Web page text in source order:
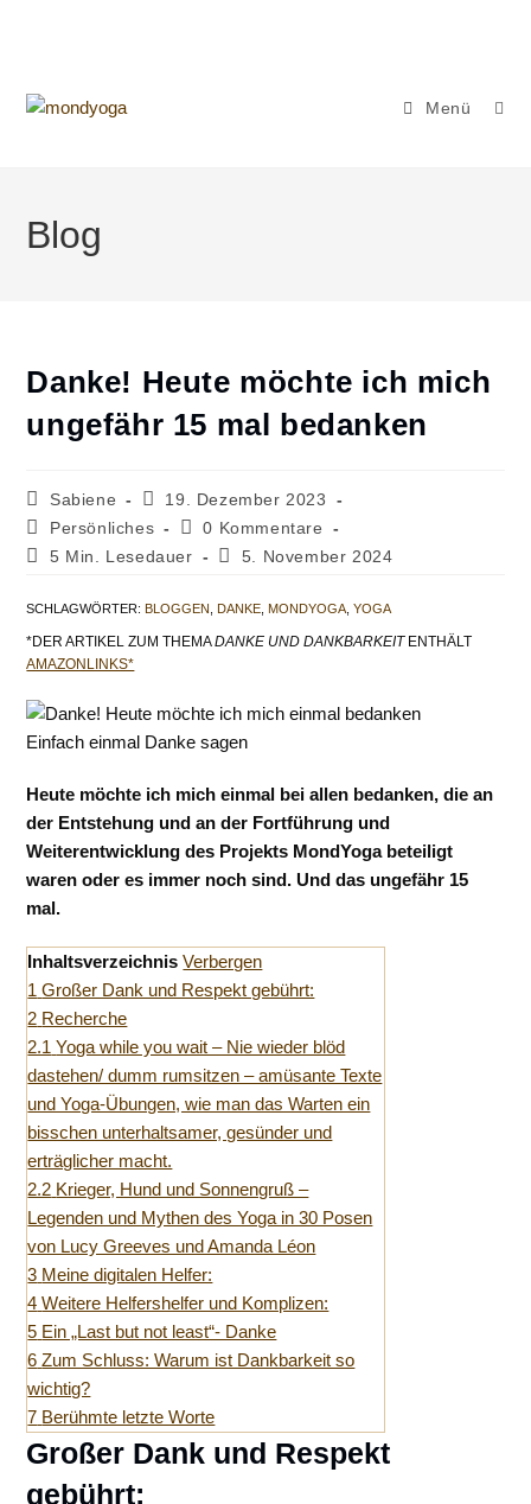
Menü
Blog
Danke! Heute möchte ich mich
ungefähr 15 mal bedanken
Beitrags-
Autor:
Sabiene
Beitrag
veröffentlicht:
19. Dezember 2023
Beitrags-
Kategorie:
Persönliches
Beitrags-
Kommentare:
0 Kommentare
Lesedauer:
5 Min. Lesedauer
Beitrag
geändert
5. November 2024
SCHLAGWÖRTER:BLOGGEN DANKE MONDYOGA YOGA
*DER ARTIKEL ZUM THEMADANKE UND DANKBARKEITENTHÄLT
AMAZONLINKS*
Einfach einmal Danke sagen
Heute möchte ich mich einmal bei allen bedanken, die an
der Entstehung und an der Fortführung und
Weiterentwicklung des Projekts MondYoga beteiligt
waren oder es immer noch sind. Und das ungefähr 15
mal.
Inhaltsverzeichnis Verbergen
1 Großer Dank und Respekt gebührt:
2 Recherche
2.1 Yoga while you wait – Nie wieder blöd
dastehen/ dumm rumsitzen – amüsante Texte
und Yoga-Übungen, wie man das Warten ein
bisschen unterhaltsamer, gesünder und
erträglicher macht.
2.2 Krieger, Hund und Sonnengruß –
Legenden und Mythen des Yoga in 30 Posen
von Lucy Greeves und Amanda Léon
3 Meine digitalen Helfer:
4 Weitere Helfershelfer und Komplizen:
5 Ein „Last but not least“- Danke
6 Zum Schluss: Warum ist Dankbarkeit so
wichtig?
7 Berühmte letzte Worte
Großer Dank und Respekt
gebührt: